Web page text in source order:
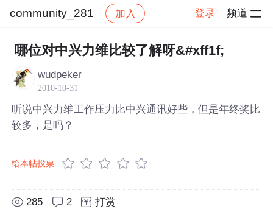
community_281 加入 登录 频道
社区 community_281 帖子详情
哪位对中兴力维比较了解呀&#xff1f;
wudpeker
2010-10-31
听说中兴力维工作压力比中兴通讯好些，但是年终奖比
较多，是吗？
给本帖投票
285 2 打赏